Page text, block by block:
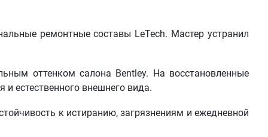
ремонтные составы LeTech. Мастер устранил
оттенком салона Bentley. На восстановленные
естественного внешнего вида.
к истиранию, загрязнениям и ежедневной